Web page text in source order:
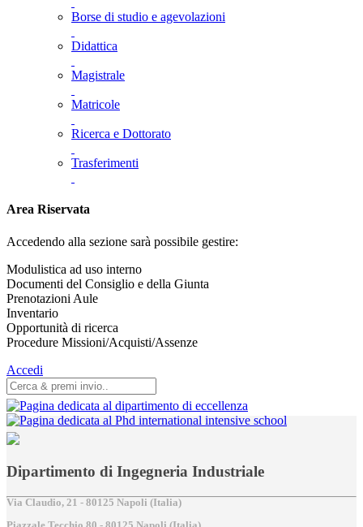
Borse di studio e agevolazioni
Didattica
Magistrale
Matricole
Ricerca e Dottorato
Trasferimenti
Area Riservata
Accedendo alla sezione sarà possibile gestire:
Modulistica ad uso interno
Documenti del Consiglio e della Giunta
Prenotazioni Aule
Inventario
Opportunità di ricerca
Procedure Missioni/Acquisti/Assenze
Accedi
Dipartimento di Ingegneria Industriale
Via Claudio, 21 - 80125 Napoli (Italia)